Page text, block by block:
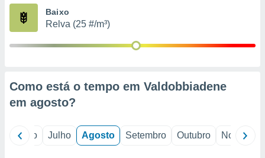
estudos
1199
Baixo
Relva (25 #/m³)
Como está o tempo em Valdobbiadene
em agosto?
Junho Julho Agosto Setembro Outubro Novembro